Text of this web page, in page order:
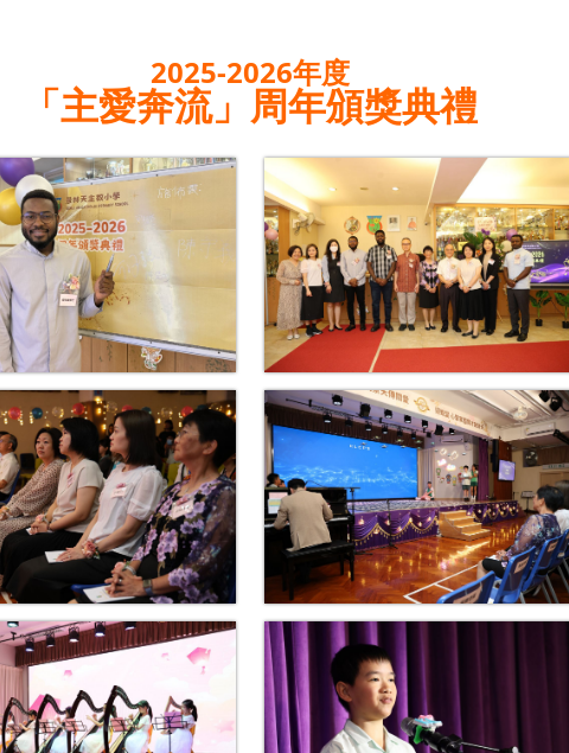
2025-2026年度
「主愛奔流」周年頒獎典禮